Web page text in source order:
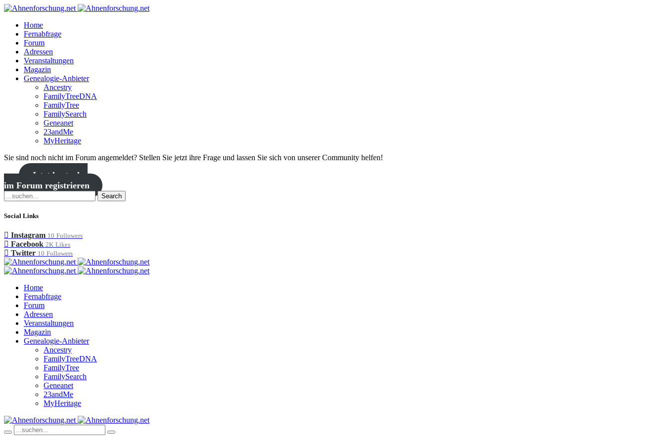
Home
Fernabfrage
Forum
Adressen
Veranstaltungen
Magazin
Genealogie-Anbieter
Ancestry
FamilyTreeDNA
FamilyTree
FamilySearch
Geneanet
23andMe
MyHeritage
Sie sind noch nicht im Forum angemeldet? Stellen Sie jetzt ihre Frage und lassen Sie sich von unserer Community helfen!
Jetzt kostenlos
im Forum registrieren
Search
Social Links
Instagram 10 Followers
Facebook 2K Likes
Twitter 10 Followers
Home
Fernabfrage
Forum
Adressen
Veranstaltungen
Magazin
Genealogie-Anbieter
Ancestry
FamilyTreeDNA
FamilyTree
FamilySearch
Geneanet
23andMe
MyHeritage